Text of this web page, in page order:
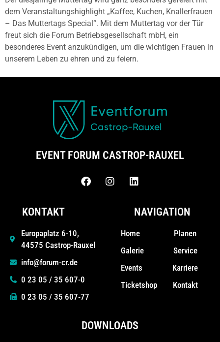
dem Veranstaltungshighlight „Kaffee, Kuchen, Knallerfrauen
– Das Muttertags Special“. Mit dem Muttertag vor der Tür
freut sich die Forum Betriebsgesellschaft mbH, ein
besonderes Event anzukündigen, um die wichtigen Frauen in
unserem Leben zu ehren und zu feiern.
EVENT FORUM CASTROP-RAUXEL
KONTAKT
Europaplatz 6-10,
44575 Castrop-Rauxel
info@forum-cr.de
0 23 05 / 35 607-0
0 23 05 / 35 607-77
NAVIGATION
Home
Galerie
Events
Ticketshop
Planen
Service
Karriere
Kontakt
DOWNLOADS